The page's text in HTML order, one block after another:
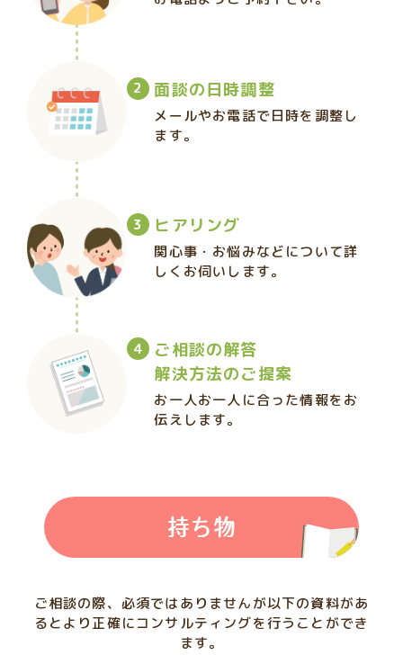
面談の日時調整
メールやお電話で日時を調整し
ます。
ヒアリング
関心事・お悩みなどについて詳
しくお伺いします。
ご相談の解答
解決方法のご提案
お一人お一人に合った情報をお
伝えします。
持ち物
ご相談の際、必須ではありませんが以下の資料があ
るとより正確にコンサルティングを行うことができ
ます。